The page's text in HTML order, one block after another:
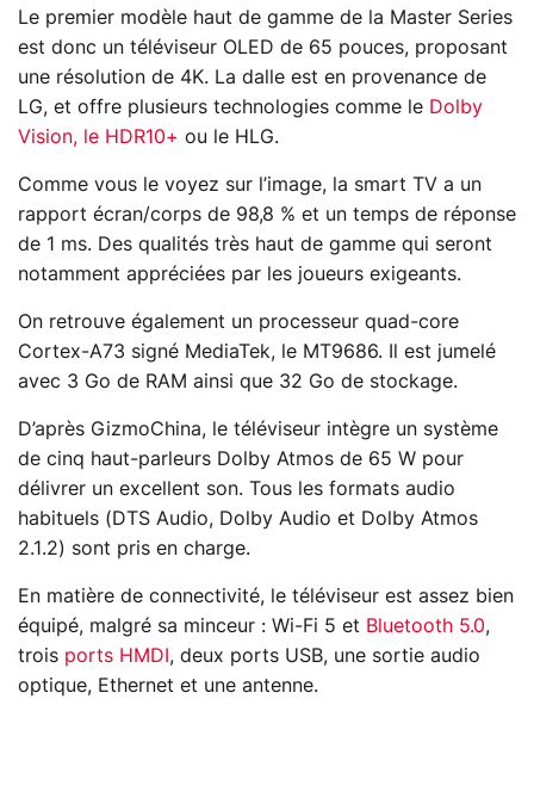
Le premier modèle haut de gamme de la Master Series
est donc un téléviseur OLED de 65 pouces, proposant
une résolution de 4K. La dalle est en provenance de
LG, et offre plusieurs technologies comme le Dolby
Vision, le HDR10+ ou le HLG.
Comme vous le voyez sur l’image, la smart TV a un
rapport écran/corps de 98,8 % et un temps de réponse
de 1 ms. Des qualités très haut de gamme qui seront
notamment appréciées par les joueurs exigeants.
On retrouve également un processeur quad-core
Cortex-A73 signé MediaTek, le MT9686. Il est jumelé
avec 3 Go de RAM ainsi que 32 Go de stockage.
D’après GizmoChina, le téléviseur intègre un système
de cinq haut-parleurs Dolby Atmos de 65 W pour
délivrer un excellent son. Tous les formats audio
habituels (DTS Audio, Dolby Audio et Dolby Atmos
2.1.2) sont pris en charge.
En matière de connectivité, le téléviseur est assez bien
équipé, malgré sa minceur : Wi-Fi 5 et Bluetooth 5.0,
trois ports HMDI , deux ports USB, une sortie audio
optique, Ethernet et une antenne.